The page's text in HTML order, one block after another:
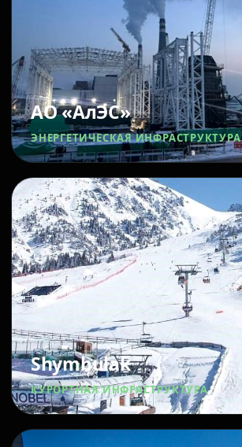
АО «АлЭС»
ЭНЕРГЕТИЧЕСКАЯ ИНФРАСТРУКТУРА
Shymbulak
КУРОРТНАЯ ИНФРАСТРУКТУРА